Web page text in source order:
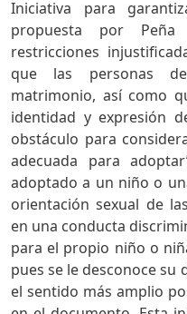
Iniciativa para
propuesta por
restricciones
que las personas
matrimonio, así como
identidad y expresión
obstáculo para
adecuada para
adoptado a un niño o
orientación sexual de
en una conducta
para el propio niño o
pues se le desconoce su
el sentido más amplio